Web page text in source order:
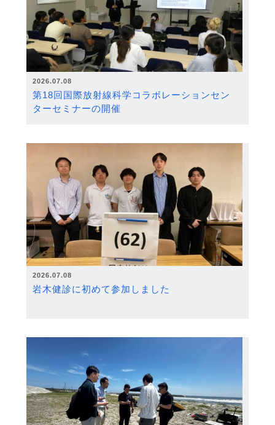
2026.07.08
第18回国際放射線科学コラボレーションセン
ターセミナーの開催
2026.07.08
岩木健診に初めて参加しました